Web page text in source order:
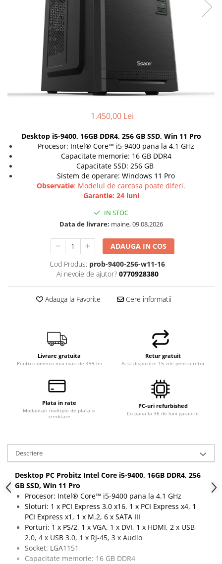
Genti Laptop
Incarcatoare laptop
Incarcatoare laptop refurbished
Standuri și Coolere Laptop
Alte accesorii
Card reader
Placi de baza
Ventilatoare carcasa
Componente Renew/Refurbished
Placi de baza REFURBISHED
Calculatoare All-in-One NOI
All-in-One REFURBISHED
Calculatoare All-in-One RENEW
Componente All-in-One
1.450,00 Lei
Desktop i5-9400, 16GB DDR4, 256 GB SSD, Win 11 Pro
Procesor: Intel® Core™ i5-9400 pana la 4.1 GHz
Capacitate memorie: 16 GB DDR4
Capacitate SSD: 256 GB
Sistem de operare: Windows 11 Pro
Observatie: Modelul de carcasa poate diferi.
Garantie: 24 luni
IN STOC
Data de livrare: maine, 09.08.2026
ADAUGA IN COS
Cod Produs: prob-9400-256-w11-16
Ai nevoie de ajutor? 0770928380
Adauga la Favorite Cere informatii
Livrare gratuita
Pentru comenzi mai mari de 499 lei
Retur gratuit
Ai la dispozitie 15 zile pentru retur
Plata in rate
Modalitati multiple de plata si
creditare
PC-uri refurbished
Cu pana la 36 de luni garantie
Descriere
Desktop PC Probitz Intel Core i5-9400, 16GB DDR4, 256
GB SSD, Win 11 Pro
Procesor: Intel® Core™ i5-9400 pana la 4.1 GHz
Sloturi: 1 x PCI Express 3.0 x16, 1 x PCI Express x4, 1
PCI Express x1, 1 x M.2, 6 x SATA III
Porturi: 1 x PS/2, 1 x VGA, 1 x DVI, 1 x HDMI, 2 x USB
2.0, 4 x USB 3.0, 1 x RJ-45, 3 x Audio
Socket: LGA1151
Capacitate memorie: 16 GB DDR4